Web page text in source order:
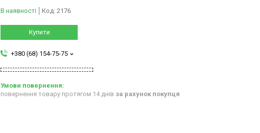
В наявності Код: 2176
Купити
+380 (68) 154-75-75
повернення товару протягом 14 днів за рахунок покупця